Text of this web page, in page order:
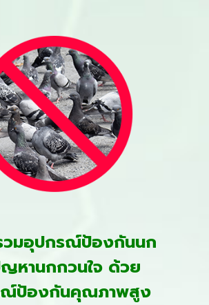
วมอุปกรณ์ป้องกันนก
หานกกวนใจ ด้วย
ป้องกันคุณภาพสูง